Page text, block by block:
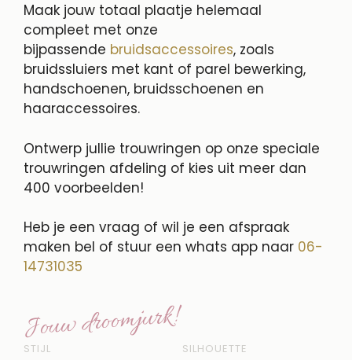
Maak jouw totaal plaatje helemaal
compleet met onze
bijpassende bruidsaccessoires, zoals
bruidssluiers met kant of parel bewerking,
handschoenen, bruidsschoenen en
haaraccessoires.
Ontwerp jullie trouwringen op onze speciale
trouwringen afdeling of kies uit meer dan
400 voorbeelden!
Heb je een vraag of wil je een afspraak
maken bel of stuur een whats app naar 06-
14731035
Jouw droomjurk!
STIJL SILHOUETTE